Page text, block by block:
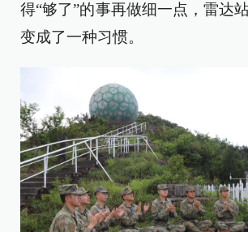
得“够了”的事再做细一点，雷达
变成了一种习惯。